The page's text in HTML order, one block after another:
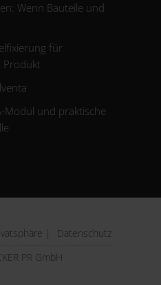
Wenn Bauteile und
für
Produkt
Modul und praktische
Datenschutz
PR GmbH